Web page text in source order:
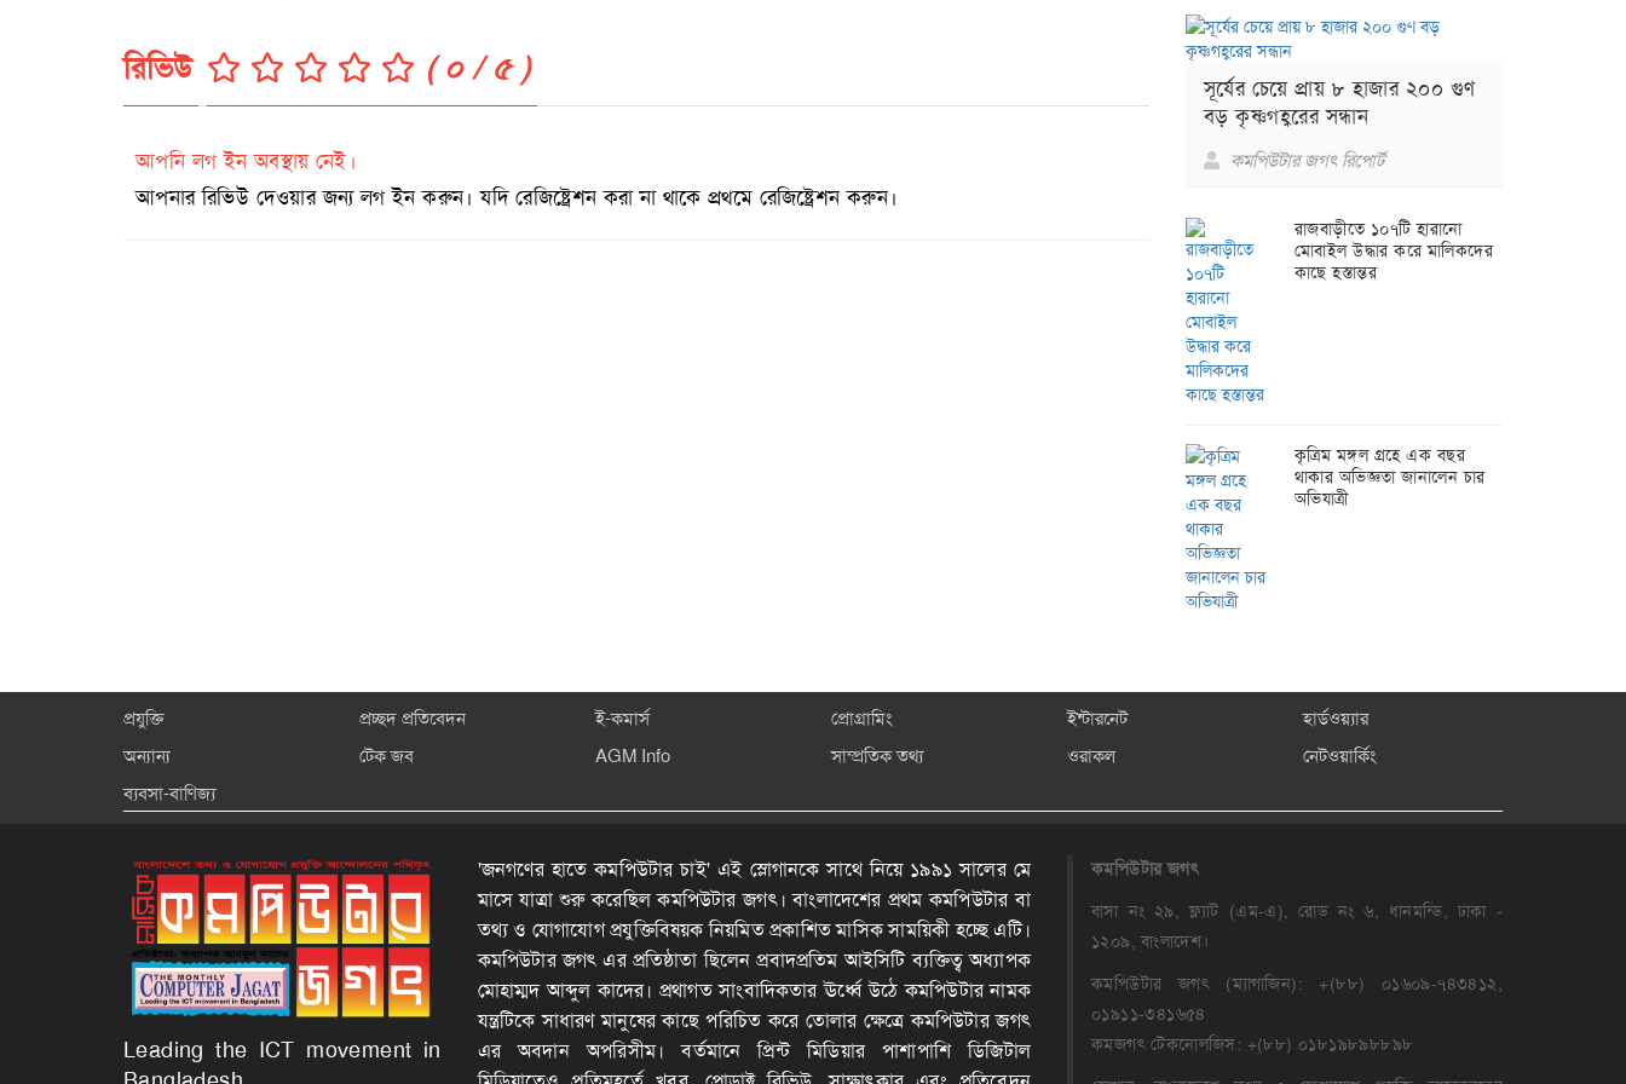
রিভিউ ( ০ / ৫ )
আপনি লগ ইন অবস্থায় নেই।
আপনার রিভিউ দেওয়ার জন্য লগ ইন করুন। যদি রেজিষ্ট্রেশন করা না থাকে প্রথমে রেজিষ্ট্রেশন করুন।
সূর্যের চেয়ে প্রায় ৮ হাজার ২০০ গুণ
বড় কৃষ্ণগহ্বরের সন্ধান
কমপিউটার জগৎ রিপোর্ট
রাজবাড়ীতে ১০৭টি হারানো
মোবাইল উদ্ধার করে মালিকদের
কাছে হস্তান্তর
কৃত্রিম মঙ্গল গ্রহে এক বছর
থাকার অভিজ্ঞতা জানালেন চার
অভিযাত্রী
প্রযুক্তি প্রচ্ছদ প্রতিবেদন ই-কমার্স প্রোগ্রামিং ইন্টারনেট
হার্ডওয়্যার
অন্যান্য
টেক জব AGM Info সাম্প্রতিক তথ্য ওরাকল
নেটওয়ার্কিং
ব্যবসা-বাণিজ্য
Leading the ICT movement in
'জনগণের হাতে কমপিউটার চাই' এই স্লোগানকে সাথে নিয়ে ১৯৯১ সালের মে
মাসে যাত্রা শুরু করেছিল কমপিউটার জগৎ। বাংলাদেশের প্রথম কমপিউটার বা
তথ্য ও যোগাযোগ প্রযুক্তিবিষয়ক নিয়মিত প্রকাশিত মাসিক সাময়িকী হচ্ছে এটি।
কমপিউটার জগৎ এর প্রতিষ্ঠাতা ছিলেন প্রবাদপ্রতিম আইসিটি ব্যক্তিত্ব অধ্যাপক
মোহাম্মদ আব্দুল কাদের। প্রথাগত সাংবাদিকতার ঊর্ধ্বে উঠে কমপিউটার নামক
যন্ত্রটিকে সাধারণ মানুষের কাছে পরিচিত করে তোলার ক্ষেত্রে কমপিউটার জগৎ
এর অবদান অপরিসীম। বর্তমানে প্রিন্ট মিডিয়ার পাশাপাশি ডিজিটাল
কমপিউটারজগৎ
বাসা নং ২৯, ফ্ল্যাট (এম-এ), রোড নং ৬, ধানমন্ডি, ঢাকা -
১২০৯, বাংলাদেশ।
কমপিউটার জগৎ (ম্যাগাজিন): +(৮৮) ০১৬০৯-৭৪৩৪১২,
০১৯১১-৩৪১৬৫৪
কমজগৎ টেকনোলজিস: +(৮৮) ০১৮১৯৮৯৮৮৯৮